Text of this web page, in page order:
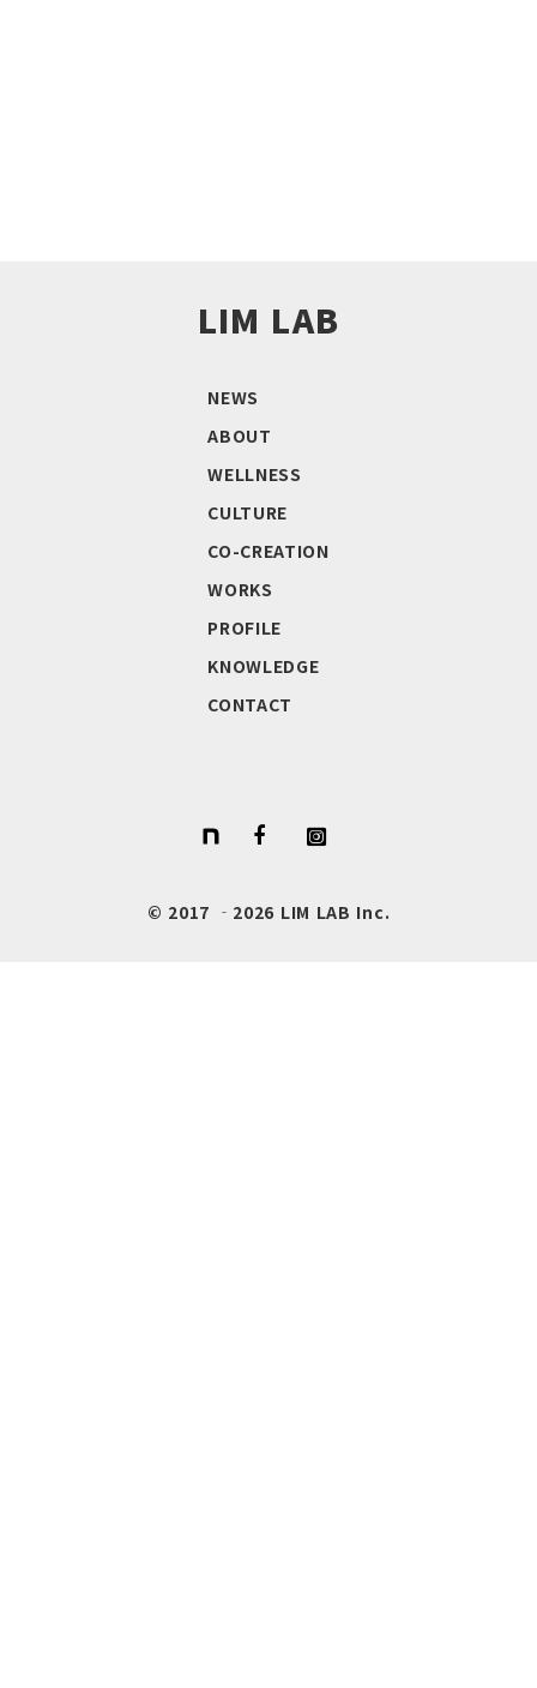
LIM LAB
NEWS
ABOUT
WELLNESS
CULTURE
CO-CREATION
WORKS
PROFILE
KNOWLEDGE
CONTACT
© 2017 ‐2026 LIM LAB Inc.